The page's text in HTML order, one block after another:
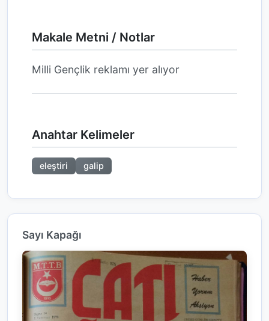
Makale Metni / Notlar
Milli Gençlik reklamı yer alıyor
Anahtar Kelimeler
eleştiri galip
Sayı Kapağı